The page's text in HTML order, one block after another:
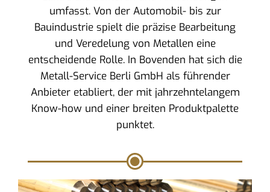
umfasst. Von der Automobil- bis zur
Bauindustrie spielt die präzise Bearbeitung
und Veredelung von Metallen eine
entscheidende Rolle. In Bovenden hat sich die
Metall-Service Berli GmbH als führender
Anbieter etabliert, der mit jahrzehntelangem
Know-how und einer breiten Produktpalette
punktet.